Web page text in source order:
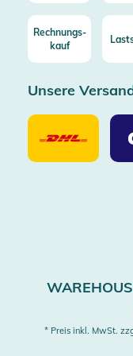
Rechnungs-
kauf
Unsere
Unsere
Versandarten
DHL
GLS
* Preis inkl. MwSt.